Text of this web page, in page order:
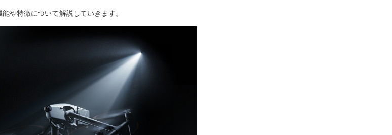
や特徴について解説していきます。